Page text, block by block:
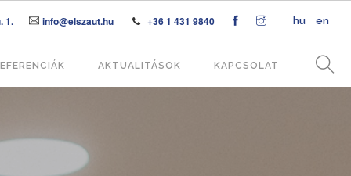
hu en
1. info@elszaut.hu +36 1 431 9840
AKTUALITÁSOK KAPCSOLAT